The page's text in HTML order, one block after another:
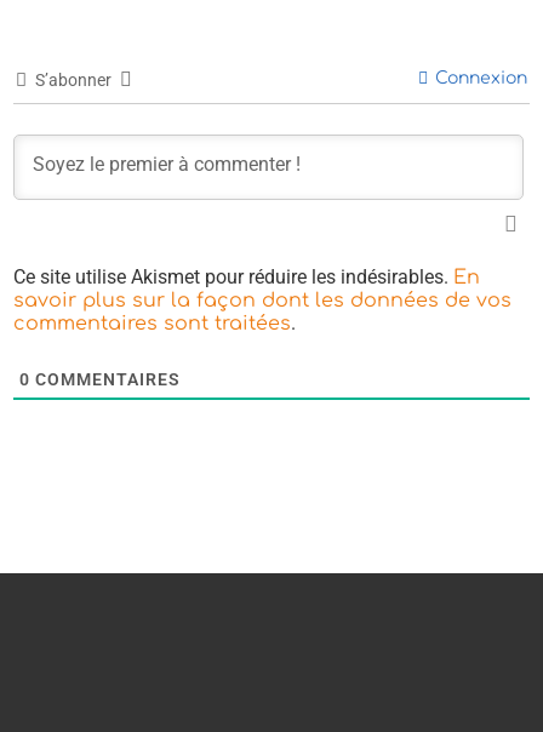
S’abonner Connexion
Ce site utilise Akismet pour réduire les indésirables. En
savoir plus sur la façon dont les données de vos
commentaires sont traitées.
0 COMMENTAIRES